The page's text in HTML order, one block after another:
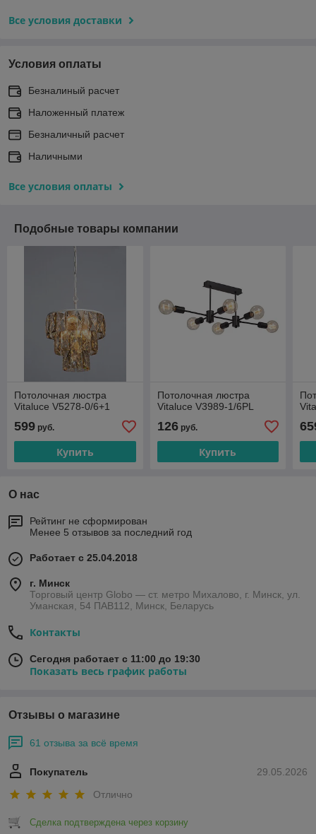
Все условия доставки
Условия оплаты
Безналиный расчет
Наложенный платеж
Безналичный расчет
Наличными
Все условия оплаты
Подобные товары компании
Потолочная люстра
Vitaluce V5278-0/6+1
599 руб.
Купить
Потолочная люстра
Vitaluce V3989-1/6PL
126руб.
Купить
О нас
Рейтинг не сформирован
Менее 5 отзывов за последний год
Работает с 25.04.2018
г. Минск
Торговый центр Globo — ст. метро Михалово, г. Минск, ул.
Уманская, 54 ПАВ112, Минск, Беларусь
Контакты
Сегодня работает с 11:00 до 19:30
Показать весь график работы
Отзывы о магазине
61 отзыва за всё время
29.05.2026
Покупатель
Отлично
Сделка подтверждена через корзину